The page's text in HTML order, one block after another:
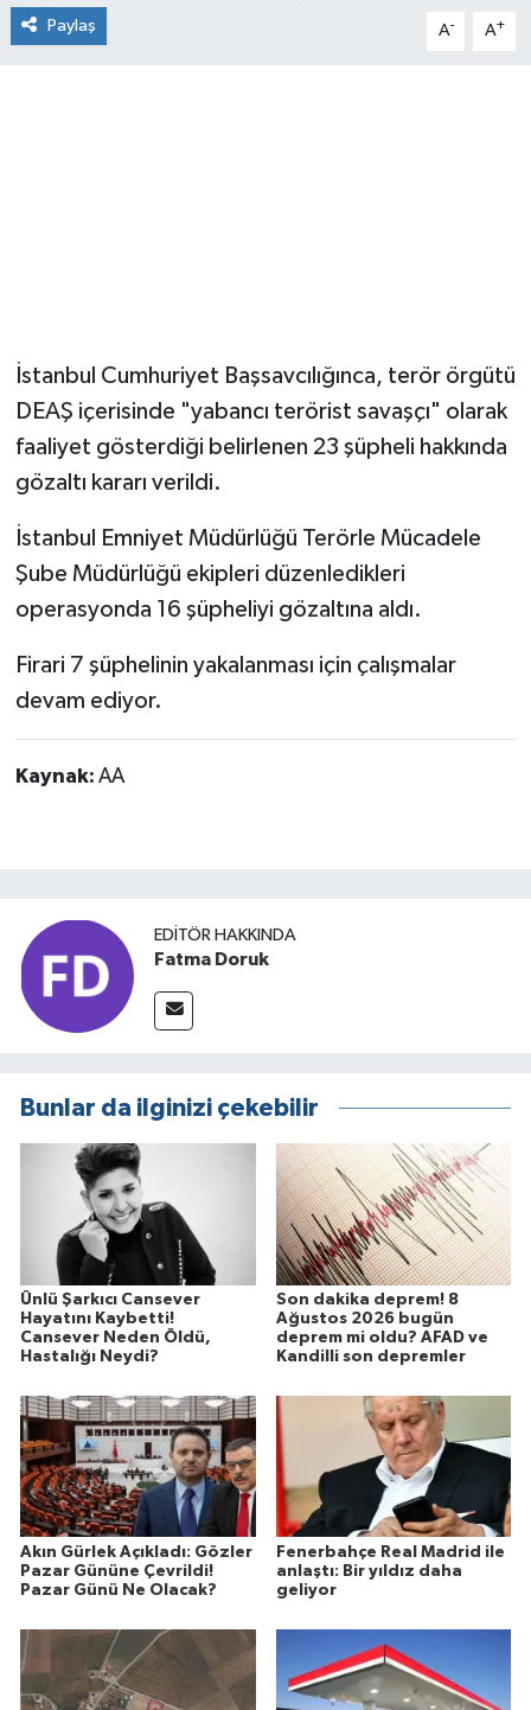
Paylaş A- A+
İstanbul Cumhuriyet Başsavcılığınca, terör örgütü
DEAŞ içerisinde "yabancı terörist savaşçı" olarak
faaliyet gösterdiği belirlenen 23 şüpheli hakkında
gözaltı kararı verildi.
İstanbul Emniyet Müdürlüğü Terörle Mücadele
Şube Müdürlüğü ekipleri düzenledikleri
operasyonda 16 şüpheliyi gözaltına aldı.
Firari 7 şüphelinin yakalanması için çalışmalar
devam ediyor.
Kaynak: AA
EDITÖR HAKKINDA
Fatma Doruk
Bunlar da ilginizi çekebilir
Ünlü Şarkıcı Cansever
Hayatını Kaybetti!
Cansever Neden Öldü,
Hastalığı Neydi?
Son dakika deprem! 8
Ağustos 2026 bugün
deprem mi oldu? AFAD ve
Kandilli son depremler
Akın Gürlek Açıkladı: Gözler
Pazar Gününe Çevrildi!
Pazar Günü Ne Olacak?
Fenerbahçe Real Madrid ile
anlaştı: Bir yıldız daha
geliyor